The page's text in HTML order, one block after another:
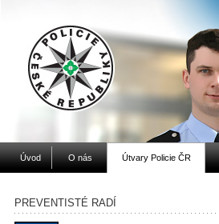
Úvod O nás Útvary Policie ČR
PREVENTISTÉ RADÍ